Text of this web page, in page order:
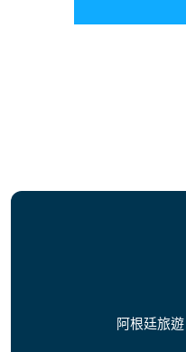
阿根廷旅